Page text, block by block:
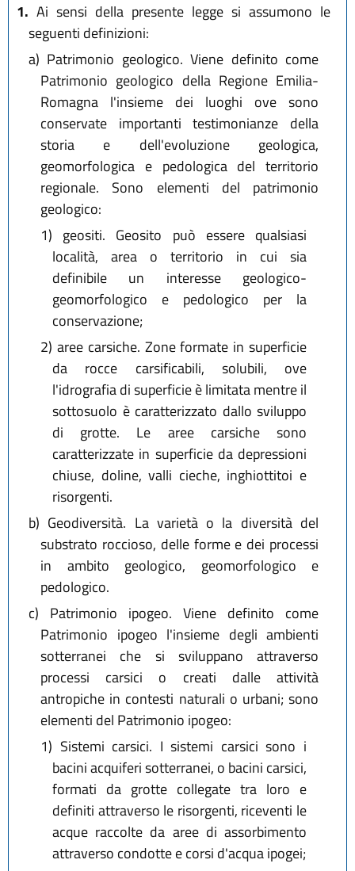
1. Ai sensi della presente legge si assumono le
seguenti definizioni:
a) Patrimonio geologico. Viene definito come
Patrimonio geologico della Regione Emilia-
Romagna l'insieme dei luoghi ove sono
conservate importanti testimonianze della
storia e dell'evoluzione geologica,
geomorfologica e pedologica del territorio
regionale. Sono elementi del patrimonio
geologico:
1) geositi. Geosito può essere qualsiasi
località, area o territorio in cui sia
definibile un interesse geologico-
geomorfologico e pedologico per la
conservazione;
2) aree carsiche. Zone formate in superficie
da rocce carsificabili, solubili, ove
l'idrografia di superficie è limitata mentre il
sottosuolo è caratterizzato dallo sviluppo
di grotte. Le aree carsiche sono
caratterizzate in superficie da depressioni
chiuse, doline, valli cieche, inghiottitoi e
risorgenti.
b) Geodiversità. La varietà o la diversità del
substrato roccioso, delle forme e dei processi
in ambito geologico, geomorfologico e
pedologico.
c) Patrimonio ipogeo. Viene definito come
Patrimonio ipogeo l'insieme degli ambienti
sotterranei che si sviluppano attraverso
processi carsici o creati dalle attività
antropiche in contesti naturali o urbani; sono
elementi del Patrimonio ipogeo:
1) Sistemi carsici. I sistemi carsici sono i
bacini acquiferi sotterranei, o bacini carsici,
formati da grotte collegate tra loro e
definiti attraverso le risorgenti, riceventi le
acque raccolte da aree di assorbimento
attraverso condotte e corsi d'acqua ipogei;